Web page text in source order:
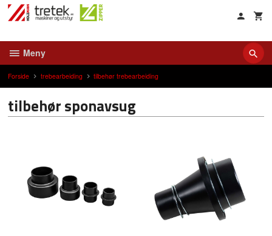
Gå
Meny
Forside trebearbeiding tilbehør trebearbeiding
tilbehør sponavsug